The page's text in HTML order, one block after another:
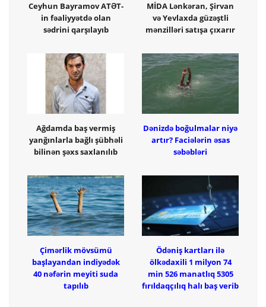
Ceyhun Bayramov ATƏT-
in fəaliyyətdə olan
sədrini qarşılayıb
MİDA Lənkəran, Şirvan
və Yevlaxda güzəştli
mənzilləri satışa çıxarır
Ağdamda baş vermiş
yanğınlarla bağlı şübhəli
bilinən şəxs saxlanılıb
Dənizdə boğulmalar niyə
artır? Faciələrin əsas
səbəbləri
Çimərlik mövsümü
başlayandan indiyədək
40 nəfərin meyiti suda
tapılıb
Ödəniş kartları ilə
ölkədaxili 1 milyon 74
min 526 manatlıq 5305
fırıldaqçılıq halı baş verib